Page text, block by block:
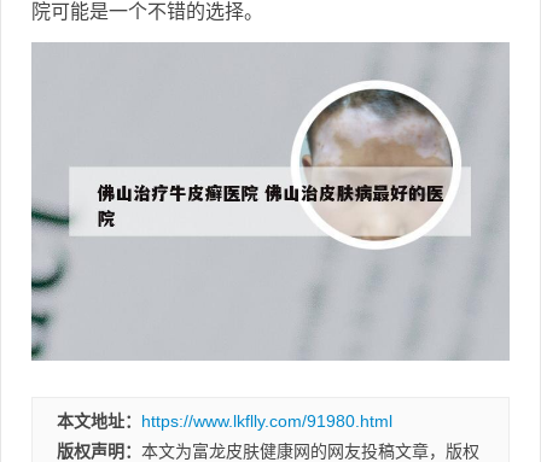
院可能是一个不错的选择。
本文地址： https://www.lkflly.com/91980.html
版权声明： 本文为富龙皮肤健康网的网友投稿文章，版权